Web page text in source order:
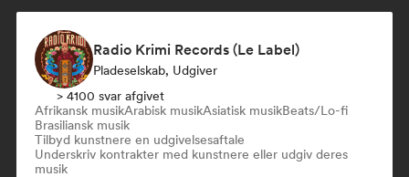
Radio Krimi Records (Le Label)
Pladeselskab, Udgiver
> 4100 svar afgivet
Afrikansk musikArabisk musikAsiatisk musikBeats/Lo-fi
Brasiliansk musik
Tilbyd kunstnere en udgivelsesaftale
Underskriv kontrakter med kunstnere eller udgiv deres
musik